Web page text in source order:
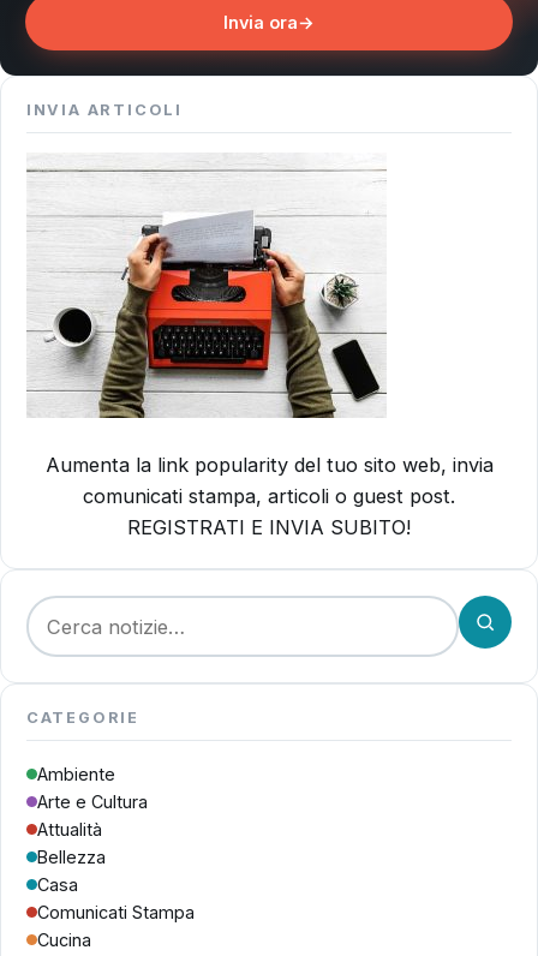
Invia ora→
INVIA ARTICOLI
Aumenta la link popularity del tuo sito web, invia
comunicati stampa, articoli o guest post.
REGISTRATI E INVIA SUBITO!
Cerca:
CATEGORIE
Ambiente
Arte e Cultura
Attualità
Bellezza
Casa
Comunicati Stampa
Cucina